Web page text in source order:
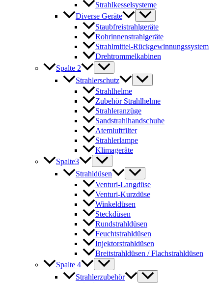
Strahlkesselsysteme
Diverse Geräte
Staubfreistrahlgeräte
Rohrinnenstrahlgeräte
Strahlmittel-Rückgewinnungssystem
Drehtrommelkabinen
Spalte 2
Strahlerschutz
Strahlhelme
Zubehör Strahlhelme
Strahleranzüge
Sandstrahlhandschuhe
Atemluftfilter
Strahlerlampe
Klimageräte
Spalte3
Strahldüsen
Venturi-Langdüse
Venturi-Kurzdüse
Winkeldüsen
Steckdüsen
Rundstrahldüsen
Feuchtstrahldüsen
Injektorstrahldüsen
Breitstrahldüsen / Flachstrahldüsen
Spalte 4
Strahlerzubehör